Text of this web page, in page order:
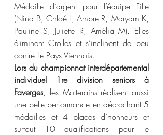
Médaille d’argent pour l’équipe Fille
(Nina B, Chloé L, Ambre R, Maryam K,
Pauline S, Juliette R, Amélia M). Elles
éliminent Crolles et s’inclinent de peu
contre Le Pays Viennois.
Lors du championnat interdépartemental
individuel 1re division seniors à
Faverges, les Motterains réalisent aussi
une belle performance en décrochant 5
médailles et 4 places d’honneurs et
surtout 10 qualifications pour le